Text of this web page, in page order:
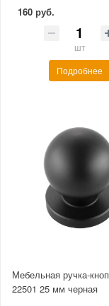
160 руб.
шт
Подробнее
Мебельная ручка-
22501 25 мм черная